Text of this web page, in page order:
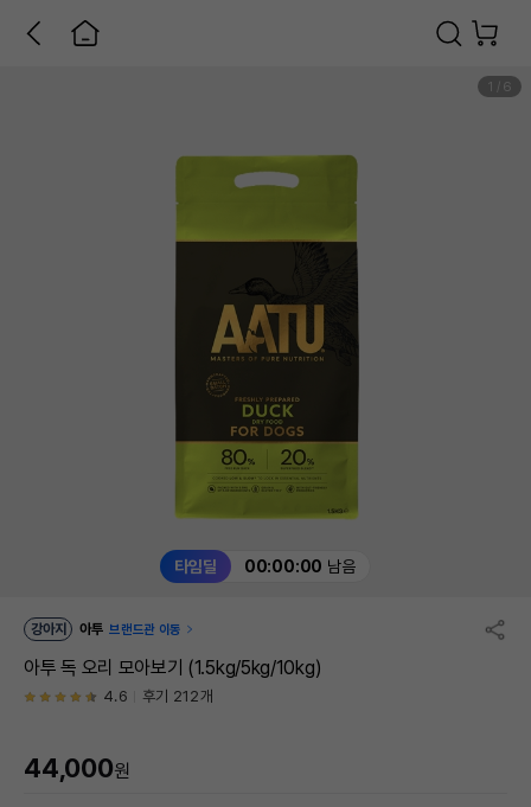
타임딜 00:00:00 남음
1 6
강아지 아투 브랜드관 이동
아투 독 오리 모아보기 (1.5kg/5kg/10kg)
4.6 후기 212개
44,000원